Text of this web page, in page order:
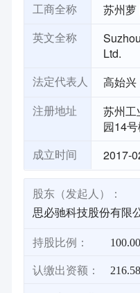
工商全称 苏州萝
英文全称
Ltd.
法定代表人 高始兴
注册地址
苏州工
园14
成立时间 2017-
股东（发起人）：
思必驰科技股份有限
持股比例：
认缴出资额：